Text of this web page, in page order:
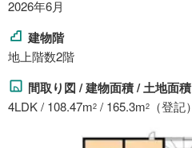
2026年6月
建物階
地上階数2階
間取り図 / 建物面積 / 土地面積
4LDK / 108.47m2 / 165.3m2 （登記）